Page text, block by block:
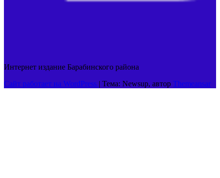
Интернет издание Барабинского района
Сайт работает на WordPress | Тема: Newsup, автор Themeansar